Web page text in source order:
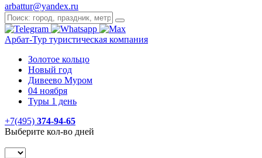
arbattur@yandex.ru
Арбат-Тур туристическая компания
Золотое кольцо
Новый год
Дивеево Муром
04 ноября
Туры 1 день
+7(495) 374-94-65
Выберите кол-во дней